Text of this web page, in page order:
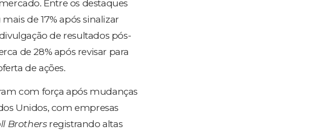
Entre os destaques
de 17% após sinalizar
de resultados pós-
de 28% após revisar para
de ações.
com força após mudanças
Unidos, com empresas
Brothersregistrando altas